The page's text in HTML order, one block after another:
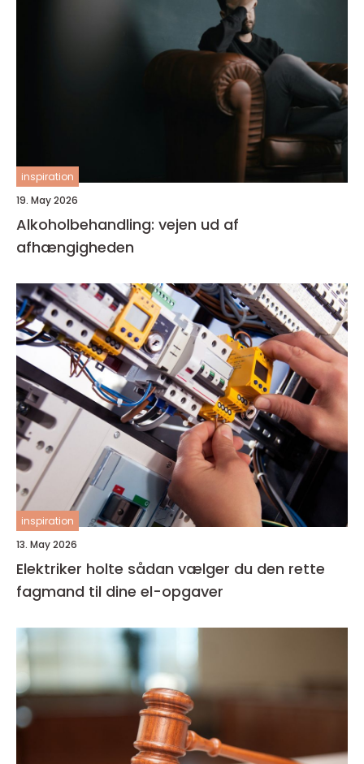
inspiration
19. May 2026
Alkoholbehandling: vejen ud af
afhængigheden
inspiration
13. May 2026
Elektriker holte sådan vælger du den rette
fagmand til dine el-opgaver